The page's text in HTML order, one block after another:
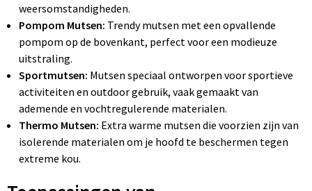
weersomstandigheden.
Pompom Mutsen: Trendy mutsen met een opvallende
pompom op de bovenkant, perfect voor een modieuze
uitstraling.
Sportmutsen: Mutsen speciaal ontworpen voor sportieve
activiteiten en outdoor gebruik, vaak gemaakt van
ademende en vochtregulerende materialen.
Thermo Mutsen: Extra warme mutsen die voorzien zijn van
isolerende materialen om je hoofd te beschermen tegen
extreme kou.